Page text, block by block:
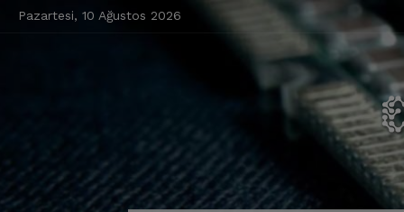
Pazartesi, 10 Ağustos 2026